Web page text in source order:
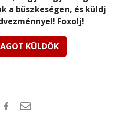
a büszkeségen, és küldj
Foxolj!
KÜLDÖK